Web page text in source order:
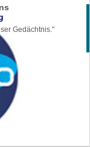
Gedächtnis."